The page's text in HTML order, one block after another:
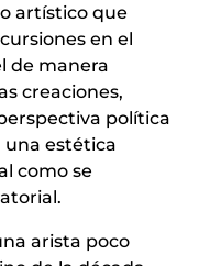
artístico que
en el
de manera
creaciones,
política
estética
como se
arista poco